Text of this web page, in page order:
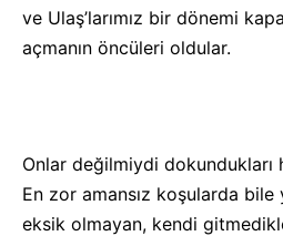
ve Ulaş’larımız bir dönemi
açmanın öncüleri oldular.
Onlar değilmiydi dokundukları
En zor amansız koşularda
eksik olmayan, kendi